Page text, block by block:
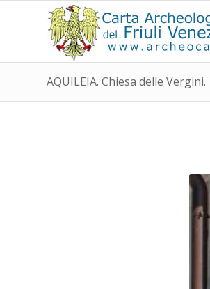
AQUILEIA. Chiesa delle Vergini.